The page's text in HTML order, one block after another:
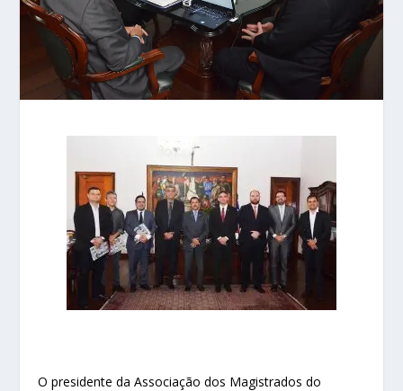
O presidente da Associação dos Magistrados do